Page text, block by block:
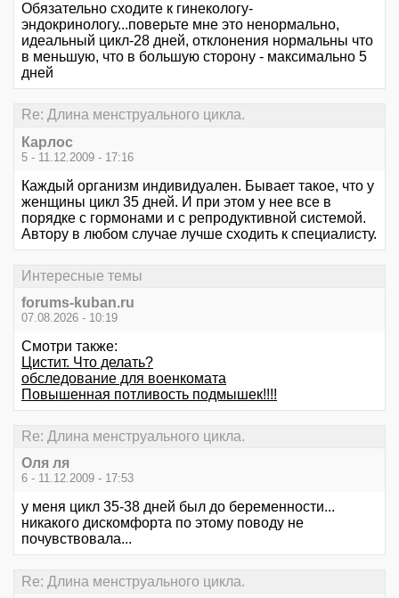
Обязательно сходите к гинекологу-
эндокринологу...поверьте мне это ненормально,
идеальный цикл-28 дней, отклонения нормальны что
в меньшую, что в большую сторону - максимально 5
дней
Re: Длина менструального цикла.
Карлос
5 - 11.12.2009 - 17:16
Каждый организм индивидуален. Бывает такое, что у
женщины цикл 35 дней. И при этом у нее все в
порядке с гормонами и с репродуктивной системой.
Автору в любом случае лучше сходить к специалисту.
Интересные темы
forums-kuban.ru
07.08.2026 - 10:19
Смотри также:
Цистит. Что делать?
обследование для военкомата
Повышенная потливость подмышек!!!!
Re: Длина менструального цикла.
Оля ля
6 - 11.12.2009 - 17:53
у меня цикл 35-38 дней был до беременности...
никакого дискомфорта по этому поводу не
почувствовала...
Re: Длина менструального цикла.